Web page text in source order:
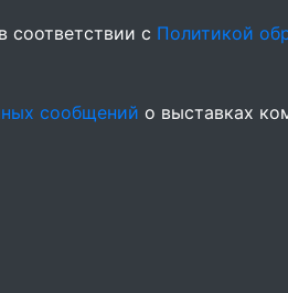
в соответствии с Политикой
сообщений о выставках